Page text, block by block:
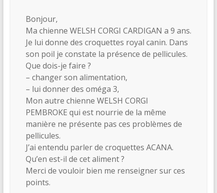
Bonjour,
Ma chienne WELSH CORGI CARDIGAN a 9 ans.
Je lui donne des croquettes royal canin. Dans
son poil je constate la présence de pellicules.
Que dois-je faire ?
– changer son alimentation,
– lui donner des oméga 3,
Mon autre chienne WELSH CORGI
PEMBROKE qui est nourrie de la même
manière ne présente pas ces problèmes de
pellicules.
J’ai entendu parler de croquettes ACANA.
Qu’en est-il de cet aliment ?
Merci de vouloir bien me renseigner sur ces
points.